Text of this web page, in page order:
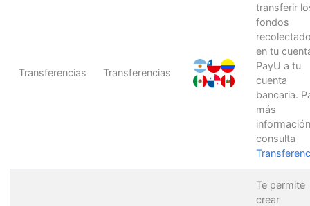
Transferencias Transferencias
transferir
fondos
en tu
PayU a tu
cuenta
bancaria.
más
consulta
Te permite
crear